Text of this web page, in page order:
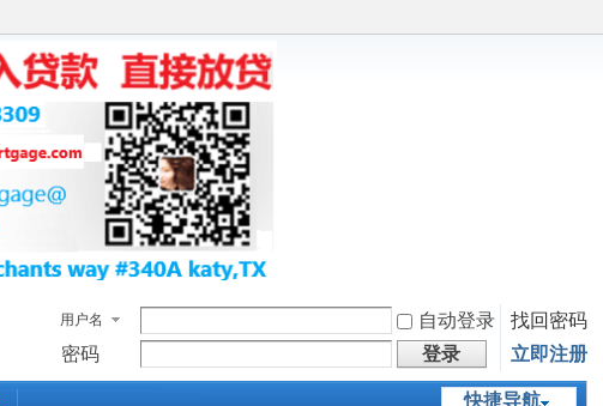
用户名 自动登录
找回密码
密码
登录 立即注册
快捷导航